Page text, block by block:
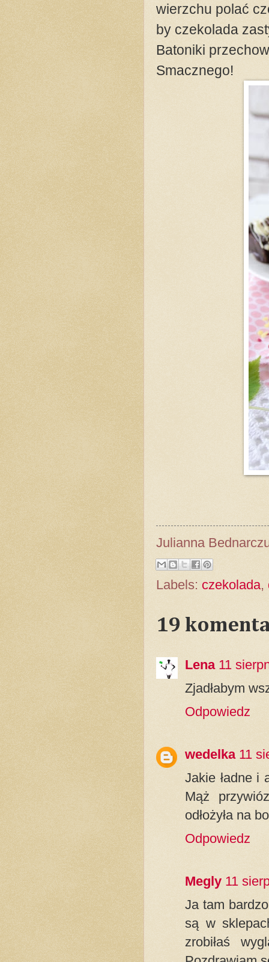
wierzchu polać
by czekolada
Batoniki
Smacznego!
Julianna
Labels: czekolada,
19
Lena 11
Zjadłabym
Odpowiedz
wedelka 11
Jakie ładne i
Mąż
odłożyła na
Odpowiedz
Megly 11
Ja tam
są w
zrobiłaś